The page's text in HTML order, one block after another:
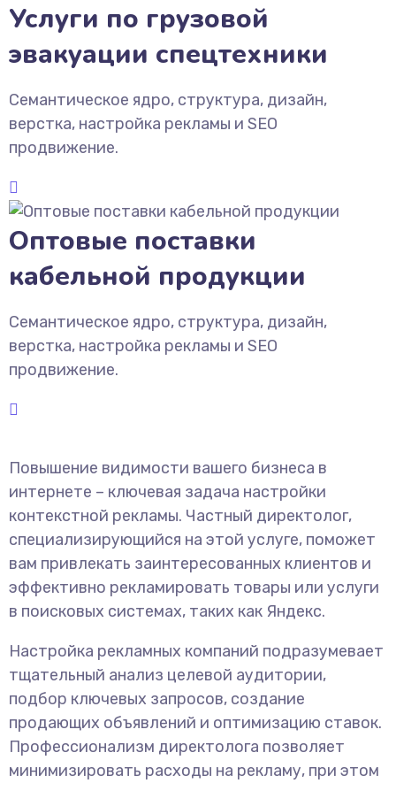
Услуги по грузовой
эвакуации спецтехники
Семантическое ядро, структура, дизайн,
верстка, настройка рекламы и SEO
продвижение.
Оптовые поставки
кабельной продукции
Семантическое ядро, структура, дизайн,
верстка, настройка рекламы и SEO
продвижение.
Повышение видимости вашего бизнеса в
интернете – ключевая задача настройки
контекстной рекламы. Частный директолог,
специализирующийся на этой услуге, поможет
вам привлекать заинтересованных клиентов и
эффективно рекламировать товары или услуги
в поисковых системах, таких как Яндекс.
Настройка рекламных компаний подразумевает
тщательный анализ целевой аудитории,
подбор ключевых запросов, создание
продающих объявлений и оптимизацию ставок.
Профессионализм директолога позволяет
минимизировать расходы на рекламу, при этом